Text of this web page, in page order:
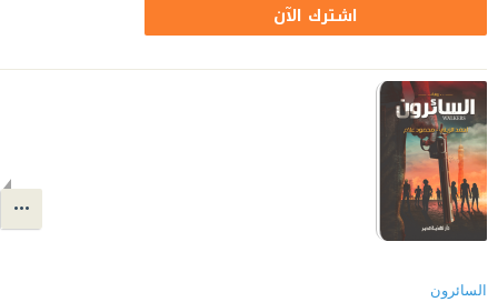
اشترك الآن
السائرون